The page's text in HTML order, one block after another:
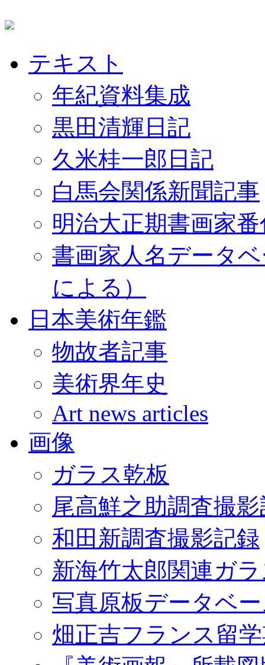
テキスト
年紀資料集成
黒田清輝日記
久米桂一郎日記
白馬会関係新聞記事
明治大正期書画家
書画家人名データ
による）
日本美術年鑑
物故者記事
美術界年史
Art news articles
画像
ガラス乾板
尾高鮮之助調査撮
和田新調査撮影記録
新海竹太郎関連ガ
写真原板データベ
畑正吉フランス留